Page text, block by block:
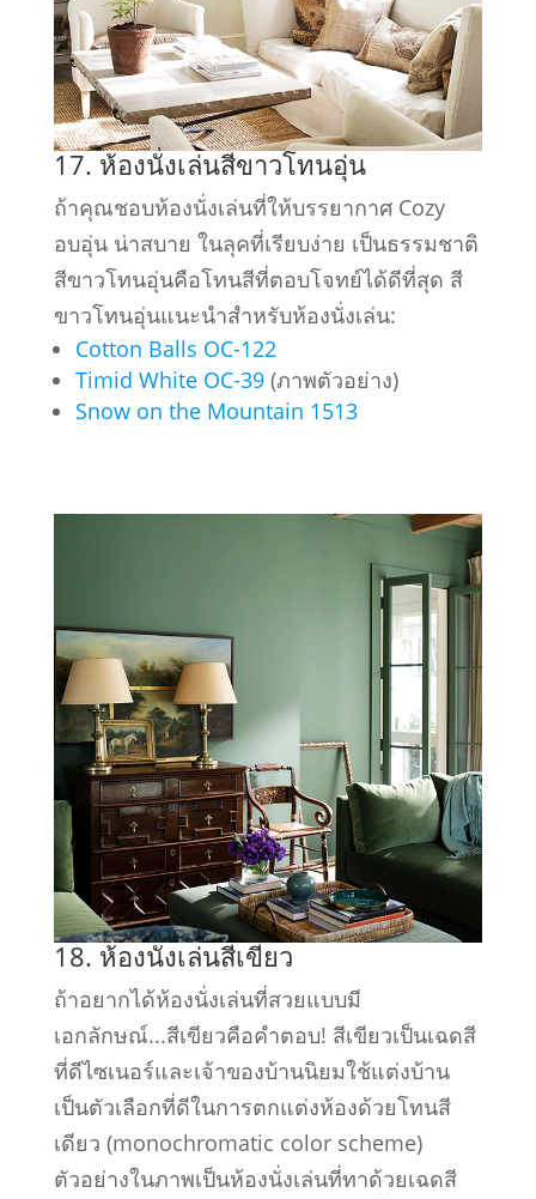
17. ห้องนั่งเล่นสีขาวโทนอุ่น
ถ้าคุณชอบห้องนั่งเล่นที่ให้บรรยากาศ Cozy
อบอุ่น น่าสบาย ในลุคที่เรียบง่าย เป็นธรรมชาติ
สีขาวโทนอุ่นคือโทนสีที่ตอบโจทย์ได้ดีที่สุด สี
ขาวโทนอุ่นแนะนำสำหรับห้องนั่งเล่น:
Cotton Balls OC-122
Timid White OC-39(ภาพตัวอย่าง)
Snow on the Mountain 1513
18. ห้องนั่งเล่นสีเขียว
ถ้าอยากได้ห้องนั่งเล่นที่สวยแบบมี
เอกลักษณ์...สีเขียวคือคำตอบ! สีเขียวเป็นเฉดสี
ที่ดีไซเนอร์และเจ้าของบ้านนิยมใช้แต่งบ้าน
เป็นตัวเลือกที่ดีในการตกแต่งห้องด้วยโทนสี
เดียว (monochromatic color scheme)
ตัวอย่างในภาพเป็นห้องนั่งเล่นที่ทาด้วยเฉดสี